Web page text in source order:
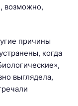
возможно,
причины
когда
выглядела,